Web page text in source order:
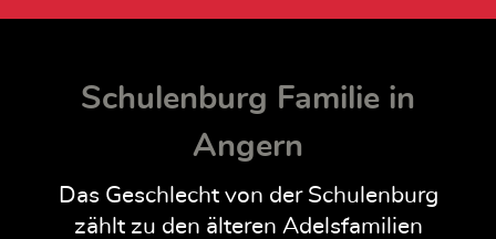
Schulenburg Familie in
Angern
Das Geschlecht von der Schulenburg
zählt zu den älteren Adelsfamilien